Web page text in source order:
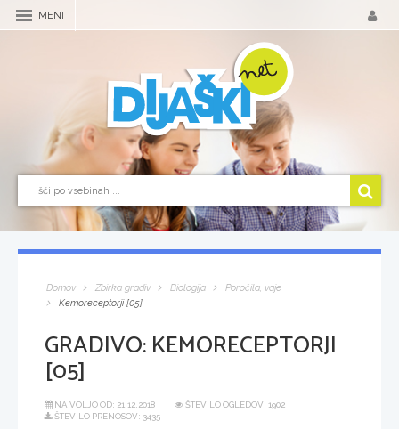
MENI
Domov Zbirka gradiv Biologija
Poročila, vaje
Kemoreceptorji [05]
GRADIVO:KEMORECEPTORJI
[05]
NA VOLJO OD: 21.12.2018
ŠTEVILO OGLEDOV: 1902
ŠTEVILO PRENOSOV: 3435